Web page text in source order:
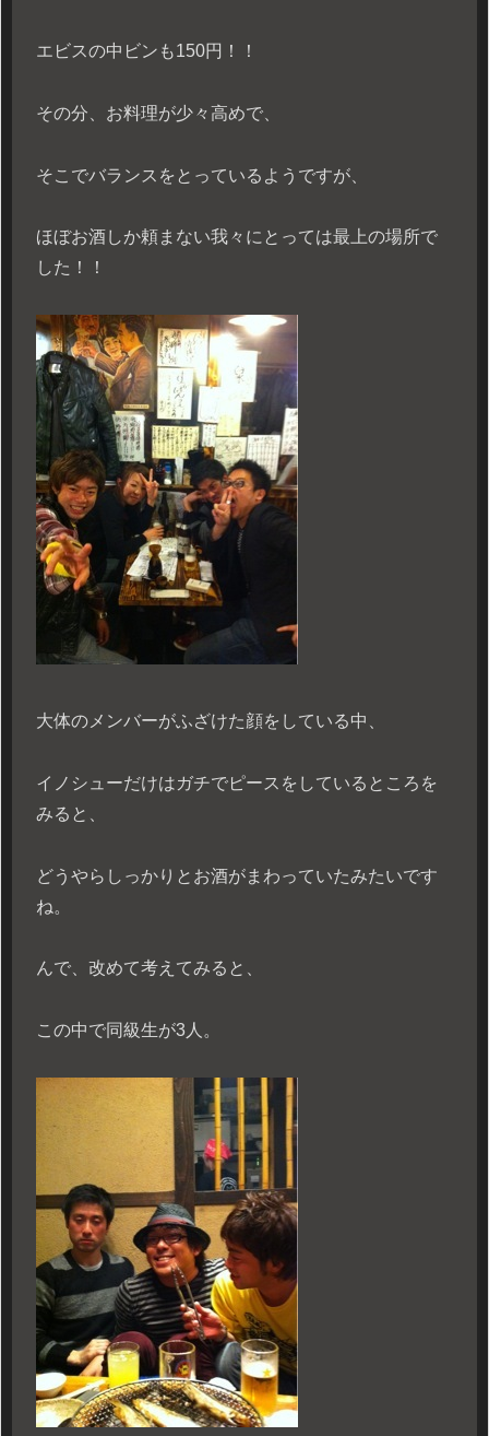
エビスの中ビンも150円！！
その分、お料理が少々高めで、
そこでバランスをとっているようですが、
ほぼお酒しか頼まない我々にとっては最上の場所で
した！！
大体のメンバーがふざけた顔をしている中、
イノシューだけはガチでピースをしているところを
みると、
どうやらしっかりとお酒がまわっていたみたいです
ね。
んで、改めて考えてみると、
この中で同級生が3人。